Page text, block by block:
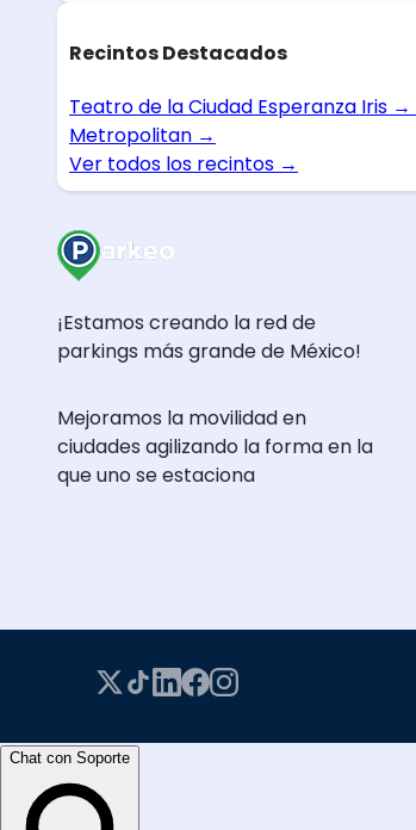
Recintos Destacados
Teatro de la Ciudad Esperanza Iris →
Metropolitan →
Ver todos los recintos →
¡Estamos creando la red de
parkings más grande de México!
Mejoramos la movilidad en
ciudades agilizando la forma en la
que uno se estaciona
Chat con Soporte